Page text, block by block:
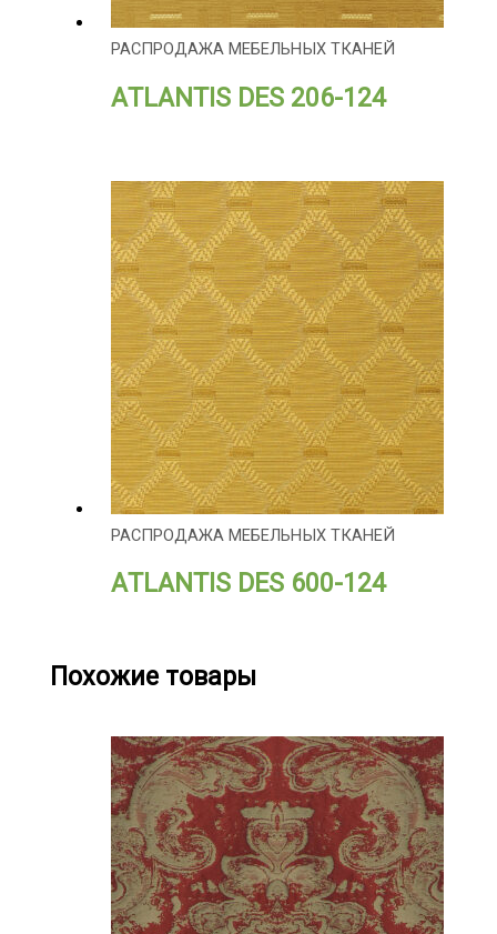
РАСПРОДАЖА МЕБЕЛЬНЫХ ТКАНЕЙ
АTLANTIS DES 206-124
РАСПРОДАЖА МЕБЕЛЬНЫХ ТКАНЕЙ
АTLANTIS DES 600-124
Похожие товары